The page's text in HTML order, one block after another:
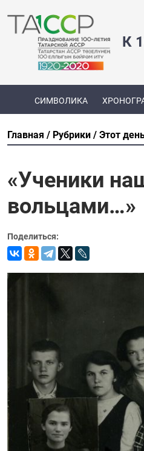
К
СИМВОЛИКА
Главная Рубрики Этот
«Ученики
вольцами…»
Поделиться: